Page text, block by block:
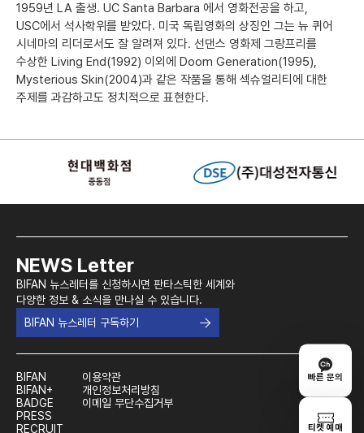
빠른 문의
티켓 예매
1959년 LA 출생. UC Santa Barbara 에서 영화전공을 하고,
USC에서 석사학위를 받았다. 미국 독립영화의 상징인 그는 뉴 퀴어
시네마의 리더로서도 잘 알려져 있다. 선댄스 영화제 그랑프리를
수상한 Living End(1992) 이외에 Doom Generation(1995),
Mysterious Skin(2004)과 같은 작품을 통해 섹슈얼리티에 대한
주제를 과감하고도 정치적으로 표현한다.
NEWS Letter
BIFAN 뉴스레터를 신청하시면 판타스틱한 세계와
다양한 정보 & 소식을 만나실 수 있습니다.
BIFAN 뉴스레터 구독하기
BIFAN
BIFAN+
BADGE
PRESS
RECRUIT
이용약관
개인정보처리방침
이메일 무단수집거부